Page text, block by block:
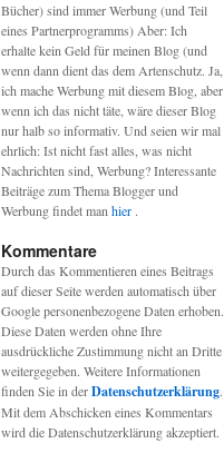
Bücher) sind immer Werbung (und Teil
eines Partnerprogramms) Aber: Ich
erhalte kein Geld für meinen Blog (und
wenn dann dient das dem Artenschutz. Ja,
ich mache Werbung mit diesem Blog, aber
wenn ich das nicht täte, wäre dieser Blog
nur halb so informativ. Und seien wir mal
ehrlich: Ist nicht fast alles, was nicht
Nachrichten sind, Werbung? Interessante
Beiträge zum Thema Blogger und
Werbung findet man hier .
Kommentare
Durch das Kommentieren eines Beitrags
auf dieser Seite werden automatisch über
Google personenbezogene Daten erhoben.
Diese Daten werden ohne Ihre
ausdrückliche Zustimmung nicht an Dritte
weitergegeben. Weitere Informationen
finden Sie in derDatenschutzerklärung.
Mit dem Abschicken eines Kommentars
wird die Datenschutzerklärung akzeptiert.